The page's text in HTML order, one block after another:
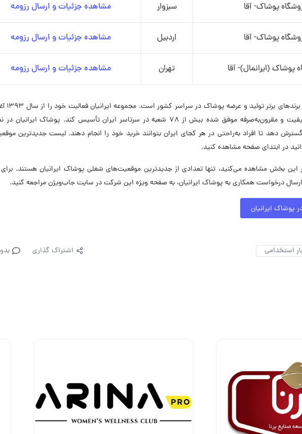
پوشاک- آقا سبزوار مشاهده جزئیات و ارسال رزومه
پوشاک- آقا اردبیل مشاهده جزئیات و ارسال رزومه
(ایرانمال)- آقا تهران مشاهده جزئیات و ارسال رزومه
شرکت پوشاک
و با تولید و عرضه اجناس باکیفیت و مقرون‌به‌صرفه موفق شده بیش از ۷۸ شعبه در سرتاسر ایران تأسیس کند. پوشاک
دهد تا افراد به‌راحتی در هر کجای ایران بتوانند خرید خود را انجام دهند. لیست جدیدترین
در ابتدای صفحه مشاهده کنید.
بخش مشاهده می‌کنید، تنها تعدادی از جدیدترین موقعیت‌های شغلی پوشاک ایرانیان هستند.
درخواست همکاری به پوشاک ایرانیان، به صفحه ویژه این شرکت در سایت جاب‌ویژن مراجعه کنید.
پوشاک ایرانیان
استخدامی اشتراک گذاری